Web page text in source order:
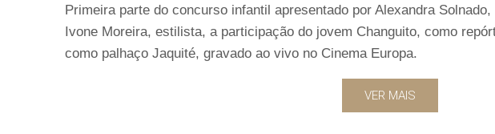
Primeira parte do concurso infantil apresentado por Alexandra
Ivone Moreira, estilista, a participação do jovem Changuito, como
como palhaço Jaquité, gravado ao vivo no Cinema Europa.
VER MAIS